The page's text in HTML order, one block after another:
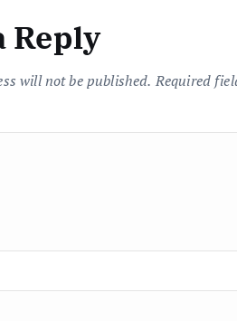
Reply
will not be published. Required